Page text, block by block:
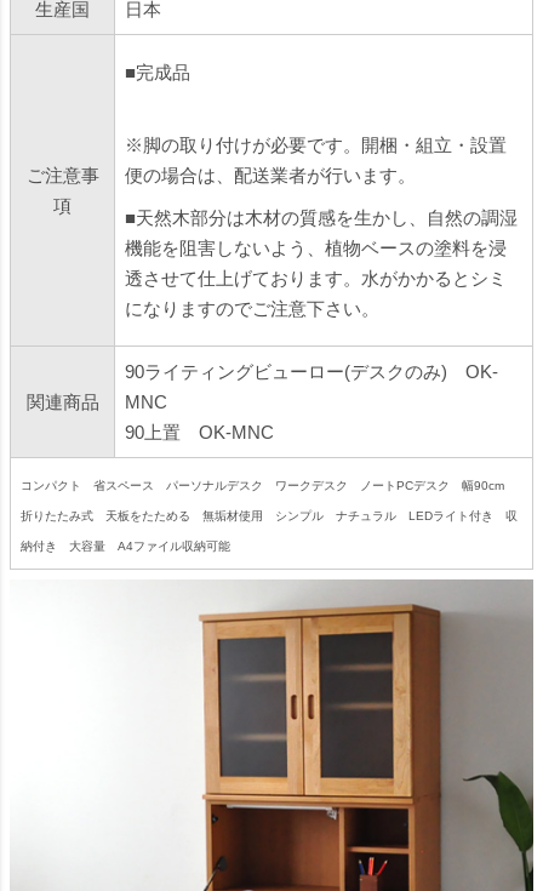
生産国 日本
ご注意事
項
■完成品
※脚の取り付けが必要です。開梱・組立・設置
便の場合は、配送業者が行います。
■天然木部分は木材の質感を生かし、自然の調湿
機能を阻害しないよう、植物ベースの塗料を浸
透させて仕上げております。水がかかるとシミ
になりますのでご注意下さい。
関連商品
90ライティングビューロー(デスクのみ) OK-
MNC
90上置 OK-MNC
コンパクト 省スペース パーソナルデスク ワークデスク ノートPCデスク 幅90cm
折りたたみ式 天板をたためる 無垢材使用 シンプル ナチュラル LEDライト付き 収
納付き 大容量 A4ファイル収納可能